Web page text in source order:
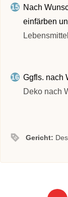
Nach
einfärben
Ggfls. nach
Deko nach
Gericht: